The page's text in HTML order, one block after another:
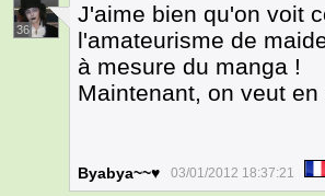
36
J'aime bien qu'on voit
l'amateurisme de
à mesure du manga !
Maintenant, on veut
Byabya~~♥ 03/01/2012 18:37:21